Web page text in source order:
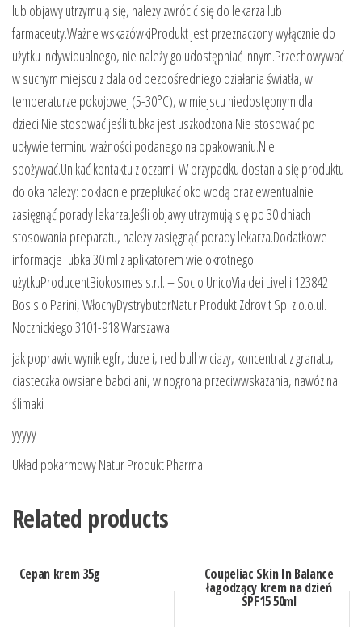
lub objawy utrzymują się, należy zwrócić się do lekarza lub
farmaceuty.Ważne wskazówkiProdukt jest przeznaczony wyłącznie do
użytku indywidualnego, nie należy go udostępniać innym.Przechowywać
w suchym miejscu z dala od bezpośredniego działania światła, w
temperaturze pokojowej (5-30°C), w miejscu niedostępnym dla
dzieci.Nie stosować jeśli tubka jest uszkodzona.Nie stosować po
upływie terminu ważności podanego na opakowaniu.Nie
spożywać.Unikać kontaktu z oczami. W przypadku dostania się produktu
do oka należy: dokładnie przepłukać oko wodą oraz ewentualnie
zasięgnąć porady lekarza.Jeśli objawy utrzymują się po 30 dniach
stosowania preparatu, należy zasięgnąć porady lekarza.Dodatkowe
informacjeTubka 30 ml z aplikatorem wielokrotnego
użytkuProducentBiokosmes s.r.l. – Socio UnicoVia dei Livelli 123842
Bosisio Parini, WłochyDystrybutorNatur Produkt Zdrovit Sp. z o.o.ul.
Nocznickiego 3101-918 Warszawa
jak poprawic wynik egfr, duze i, red bull w ciazy, koncentrat z granatu,
ciasteczka owsiane babci ani, winogrona przeciwwskazania, nawóz na
ślimaki
yyyyy
Układ pokarmowy Natur Produkt Pharma
Related products
Cepan krem 35g Coupeliac Skin In Balance
łagodzący krem na dzień
SPF15 50ml